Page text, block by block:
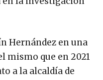
Hernández en una
mismo que en 2021
a la alcaldía de